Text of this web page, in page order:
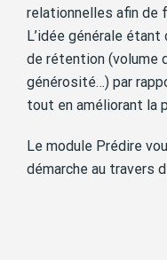
relationnelles afin de
L’idée générale
de rétention (volume
générosité…) par
tout en améliorant la
Le module Prédire
démarche au travers